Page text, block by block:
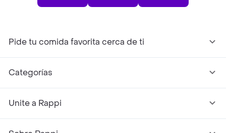
Pide tu comida favorita cerca de ti
Categorías
Unite a Rappi